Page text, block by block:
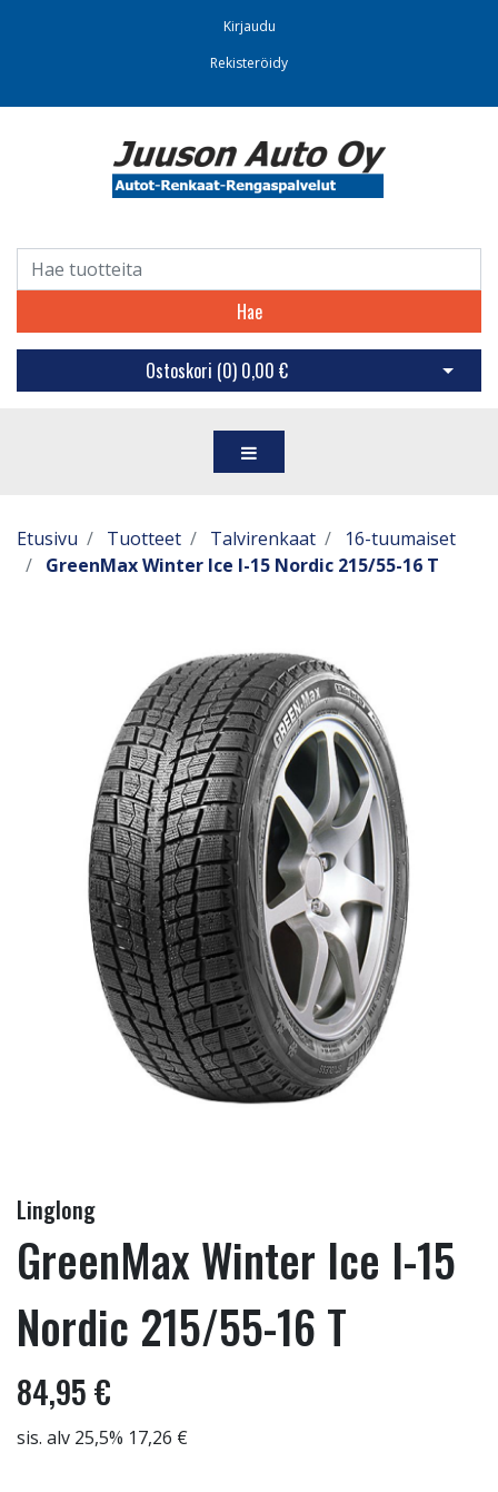
Kirjaudu
Rekisteröidy
Hae
Ostoskori (0) 0,00 € Avaa
Etusivu Tuotteet Talvirenkaat
16-tuumaiset
GreenMax Winter Ice I-15 Nordic 215/55-16 T
Linglong
GreenMax Winter Ice I-15
Nordic 215/55-16 T
84,95 €
sis. alv 25,5% 17,26 €